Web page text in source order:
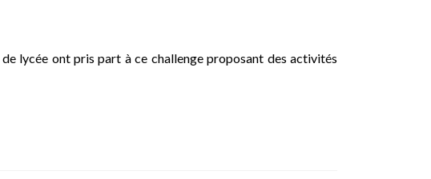
lycée ont pris part à ce challenge proposant des activités